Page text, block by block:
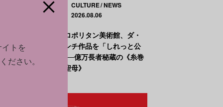
CULTURE NEWS
2026.08.06
メトロポリタン美術館、ダ・
ヴィンチ作品を「しれっと公
開」──億万長者秘蔵の《糸巻
きの聖母》
トを
ださい。